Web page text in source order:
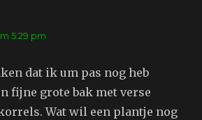
5:29 pm
dat ik um pas nog heb
fijne grote bak met verse
Wat wil een plantje nog